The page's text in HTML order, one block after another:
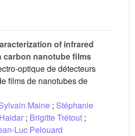
of infrared
carbon nanotube films
optique de détecteurs
films de nanotubes de
Maine ; Stéphanie
; Brigitte Trétout ;
Luc Pelouard